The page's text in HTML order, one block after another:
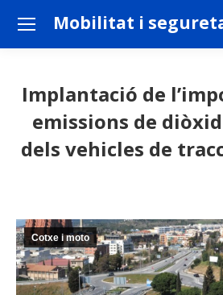
Mobilitat i
Implantació de
emissions de
dels vehicles de
Cotxe i moto